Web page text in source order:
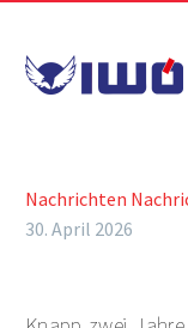
Nachrichten
30. April 2026